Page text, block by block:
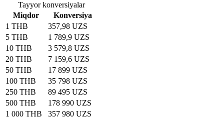
Tayyor konversiyalar
Miqdor
Konversiya
1 THB
357,98 UZS
5 THB
1 789,9 UZS
10 THB
3 579,8 UZS
20 THB
7 159,6 UZS
50 THB
17 899 UZS
100 THB
35 798 UZS
250 THB
89 495 UZS
500 THB
178 990 UZS
1 000 THB
357 980 UZS